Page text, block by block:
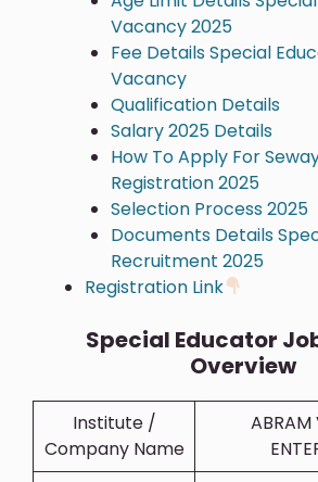
Vacancy 2025
Fee Details Special
Vacancy
Qualification Details
Salary 2025 Details
How To Apply For
Registration 2025
Selection Process 2025
Documents Details
Recruitment 2025
Registration Link
Special Educator
Overview
Institute /
Company Name
ABRAM